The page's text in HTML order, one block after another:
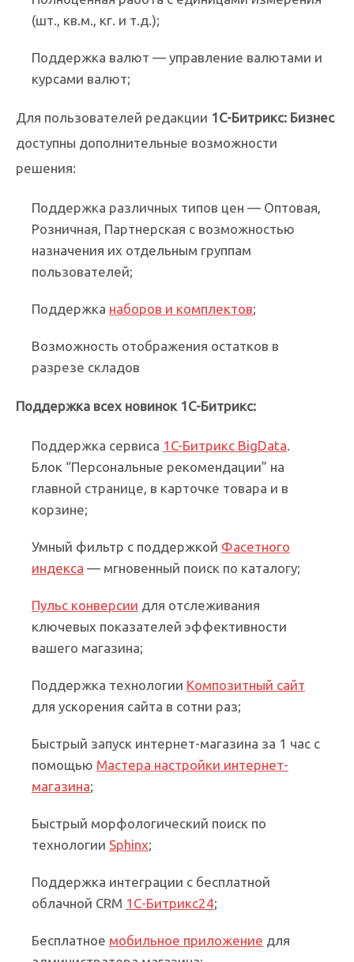
(шт., кв.м., кг. и т.д.);
Поддержка валют — управление валютами и
курсами валют;
Для пользователей редакции 1С-Битрикс: Бизнес
доступны дополнительные возможности
решения:
Поддержка различных типов цен — Оптовая,
Розничная, Партнерская с возможностью
назначения их отдельным группам
пользователей;
Поддержка наборов и комплектов;
Возможность отображения остатков в
разрезе складов
Поддержка всех новинок 1С-Битрикс:
Поддержка сервиса 1C-Битрикс BigData.
Блок “Персональные рекомендации” на
главной странице, в карточке товара и в
корзине;
Умный фильтр с поддержкой Фасетного
индекса — мгновенный поиск по каталогу;
Пульс конверсии для отслеживания
ключевых показателей эффективности
вашего магазина;
Поддержка технологии Композитный сайт
для ускорения сайта в сотни раз;
Быстрый запуск интернет-магазина за 1 час с
помощью Мастера настройки интернет-
магазина;
Быстрый морфологический поиск по
технологии Sphinx;
Поддержка интеграции с бесплатной
облачной CRM 1С-Битрикс24;
Бесплатное мобильное приложение для